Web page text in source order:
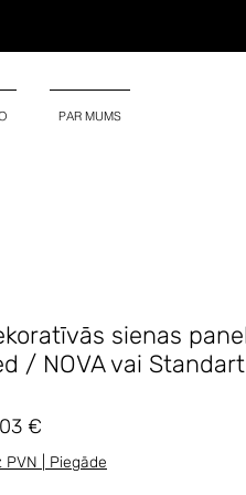
PAR MUMS
sienas
/ NOVA vai Standart
€
PVN | Piegāde